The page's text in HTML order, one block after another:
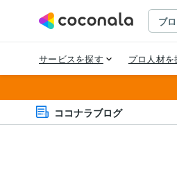
ココナラブログ